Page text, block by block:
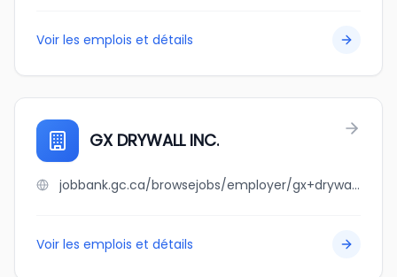
Voir les emplois et détails
GX DRYWALL INC.
jobbank.gc.ca/browsejobs/employer/gx+drywall+inc./ca
Voir les emplois et détails